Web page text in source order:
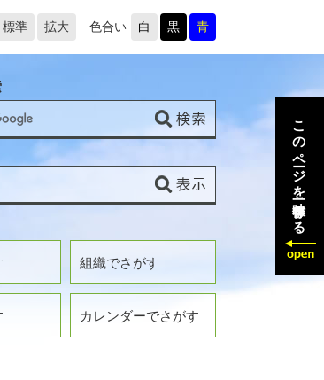
標準 拡大 色合い 白 黒 青
組織でさがす
カレンダーでさがす
このページを一時保存する